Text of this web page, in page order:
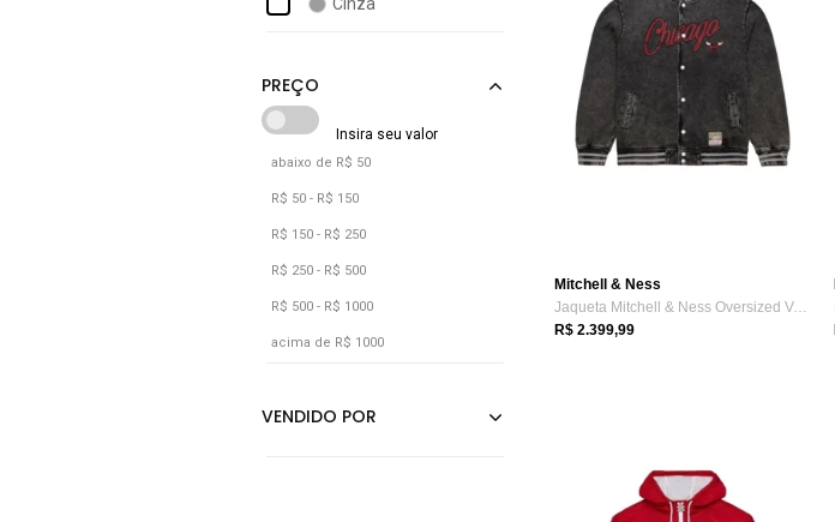
Rosa
Roxo
Verde
Vermelho
abaixo de R$ 50
R$ 50 - R$ 150
R$ 150 - R$ 250
R$ 250 - R$ 500
R$ 500 - R$ 1000
acima de R$ 1000
Mitchell & Ness
Jaqueta Mitchell & Ness Oversized Varsit...
R$ 2.399,99